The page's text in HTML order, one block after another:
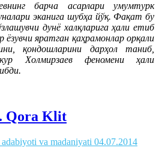
барча асарлари умумтурк
эканига шубҳа йўқ. Фақат бу
дунё хал­қ­ларига ҳали етиб
ёзувчи яратган қаҳрамонлар орқали
қондошларини дарҳол таниб,
Холмирзаев феномени ҳали
Qora Klit
va madaniyati 04.07.2014